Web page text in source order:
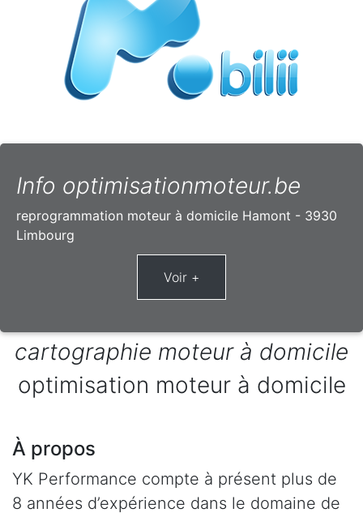
Info optimisationmoteur.be
reprogrammation moteur à domicile Hamont - 3930
Limbourg
cartographie moteur à domicile
optimisation moteur à domicile
À propos
YK Performance compte à présent plus de
8 années d’expérience dans le domaine de